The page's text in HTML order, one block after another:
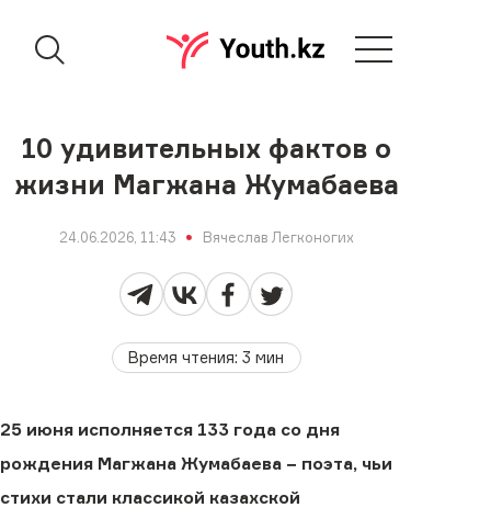
10 удивительных фактов о
жизни Магжана Жумабаева
24.06.2026, 11:43 Вячеслав Легконогих
Время чтения:3 мин
25 июня исполняется 133 года со дня
рождения Магжана Жумабаева − поэта, чьи
стихи стали классикой казахской